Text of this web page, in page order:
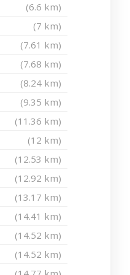
(6.6 km)
(7 km)
(7.61 km)
(7.68 km)
(8.24 km)
(9.35 km)
(11.36 km)
(12 km)
(12.53 km)
(12.92 km)
(13.17 km)
(14.41 km)
(14.52 km)
(14.52 km)